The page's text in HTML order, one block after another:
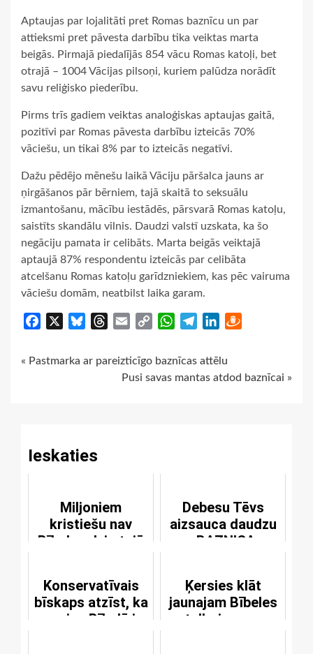
Aptaujas par lojalitāti pret Romas baznīcu un par
attieksmi pret pāvesta darbību tika veiktas marta
beigās. Pirmajā piedalījās 854 vācu Romas katoļi, bet
otrajā – 1004 Vācijas pilsoņi, kuriem palūdza norādīt
savu reliģisko piederību.
Pirms trīs gadiem veiktas analoģiskas aptaujas gaitā,
pozitīvi par Romas pāvesta darbību izteicās 70%
vāciešu, un tikai 8% par to izteicās negatīvi.
Dažu pēdējo mēnešu laikā Vāciju pāršalca jauns ar
ņirgāšanos pār bērniem, tajā skaitā to seksuālu
izmantošanu, mācību iestādēs, pārsvarā Romas katoļu,
saistīts skandālu vilnis. Daudzi valstī uzskata, ka šo
negāciju pamata ir celibāts. Marta beigās veiktajā
aptaujā 87% respondentu izteicās par celibāta
atcelšanu Romas katoļu garīdzniekiem, kas pēc vairuma
vāciešu domām, neatbilst laika garam.
Facebook BlueskyThreads
Email
Copy
WhatsApp
TelegramLinkedIn
Continue
« Pastmarka ar pareizticīgo baznīcas attēlu
Pusi savas mantas atdod baznīcai »
Ieskaties
Miljoniem
kristiešu nav
Bībeles dzimtajā
Debesu Tēvs
aizsauca daudzu
e-BAZNICAs
Konservatīvais
bīskaps atzīst, ka
ne viss Bībelē ir
Ķersies klāt
jaunajam Bībeles
tulkojumam